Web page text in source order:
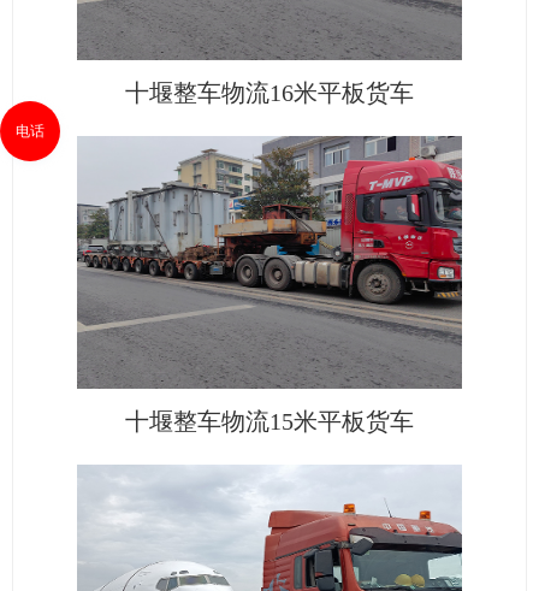
十堰整车物流16米平板货车
十堰整车物流15米平板货车
电话